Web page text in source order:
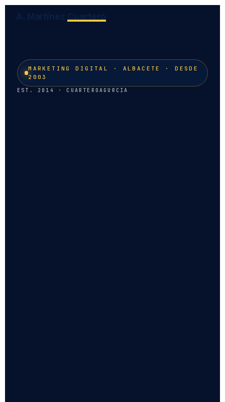
A. Martínez Cuartero
MARKETING DIGITAL · ALBACETE · DESDE
2003
EST. 2014 · CUARTEROAGURCIA